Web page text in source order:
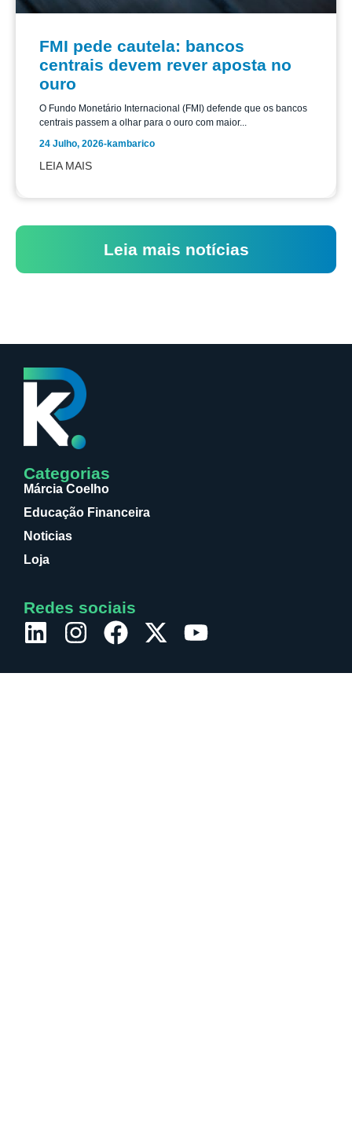
FMI pede cautela: bancos
centrais devem rever aposta no
ouro
O Fundo Monetário Internacional (FMI) defende que os bancos
centrais passem a olhar para o ouro com maior...
24 Julho, 2026-kambarico
LEIA MAIS
Leia mais notícias
Categorias
Márcia Coelho
Educação Financeira
Noticias
Loja
Redes sociais